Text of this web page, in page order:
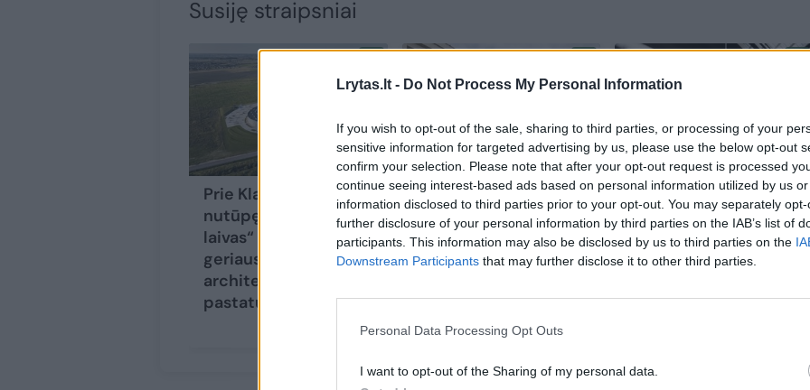
Lrytas.lt - Do Not Process My Personal Information
If you wish to opt-out of the sale, sharing to third parties, or processing of your
sensitive information for targeted advertising by us, please use the below opt-out
confirm your selection. Please note that after your opt-out request is processed
continue seeing interest-based ads based on personal information utilized by us
information disclosed to third parties prior to your opt-out. You may separately
further disclosure of your personal information by third parties on the IAB’s list of
participants. This information may also be disclosed by us to third parties on the
Downstream Participants that may further disclose it to other third parties.
Personal Data Processing Opt Outs
I want to opt-out of the Sharing of my personal data.
Susiję straipsniai
Prie Klaipėdos
nutūpęs „kosminis
laivas“ – tarp
geriausių pasaulio
architektūros
pastatų
„Mies van der Rohe
Awards“ rezultatai
siunčia aiškią žinutę:
architektūroje
ego
„Open House Vilnius“
savanorė atskleidė
kitą Vilniaus pusę:
„Žmonės
sustoja – vajė!“